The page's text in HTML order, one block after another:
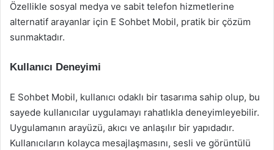
Özellikle sosyal medya ve sabit telefon hizmetlerine
alternatif arayanlar için E Sohbet Mobil, pratik bir çözüm
sunmaktadır.
Kullanıcı Deneyimi
E Sohbet Mobil, kullanıcı odaklı bir tasarıma sahip olup, bu
sayede kullanıcılar uygulamayı rahatlıkla deneyimleyebilir.
Uygulamanın arayüzü, akıcı ve anlaşılır bir yapıdadır.
Kullanıcıların kolayca mesajlaşmasını, sesli ve görüntülü